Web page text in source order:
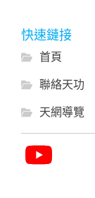
快速鏈接
首頁
聯絡天功
天網導覽